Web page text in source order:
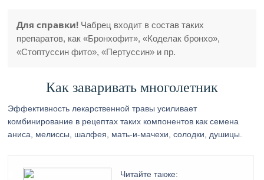
Для справки! Чабрец входит в состав таких
препаратов, как «Бронхофит», «Коделак бронхо»,
«Стоптуссин фито», «Пертуссин» и пр.
Как заваривать многолетник
Эффективность лекарственной травы усиливает
комбинирование в рецептах таких компонентов как семена
аниса, мелиссы, шалфея, мать-и-мачехи, солодки, душицы.
Читайте также: